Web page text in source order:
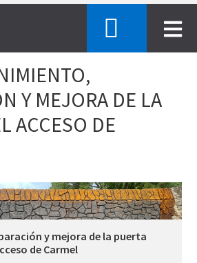
principal
y mejora puerta Carmel
Y MEJORA DE LA
ACCESO DE
y mejora de la puerta
de Carmel